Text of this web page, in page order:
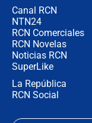
Canal RCN
NTN24
RCN Comerciales
RCN Novelas
Noticias RCN
SuperLike
La República
RCN Social